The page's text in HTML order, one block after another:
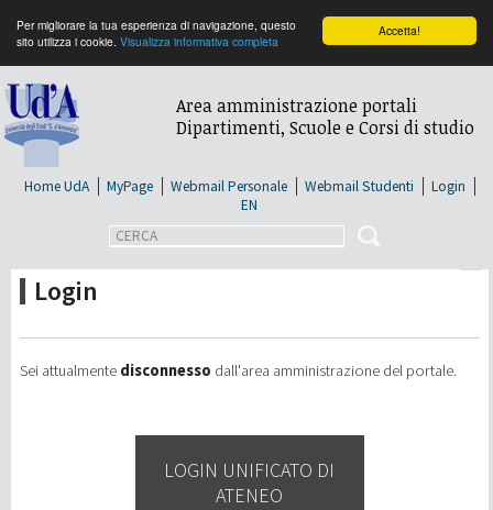
Accetta!
Per migliorare la tua esperienza di navigazione, questo
sito utilizza i cookie. Visualizza informativa completa
contenuto
principale
Area amministrazione portali
Dipartimenti, Scuole e Corsi di studio
Home UdA MyPage Webmail Personale Webmail Studenti
Login
EN
Search Google Appliance
Inserisci i termini da cercare.
Login
Sei attualmente disconnesso dall'area amministrazione del portale.
LOGIN UNIFICATO DI
ATENEO